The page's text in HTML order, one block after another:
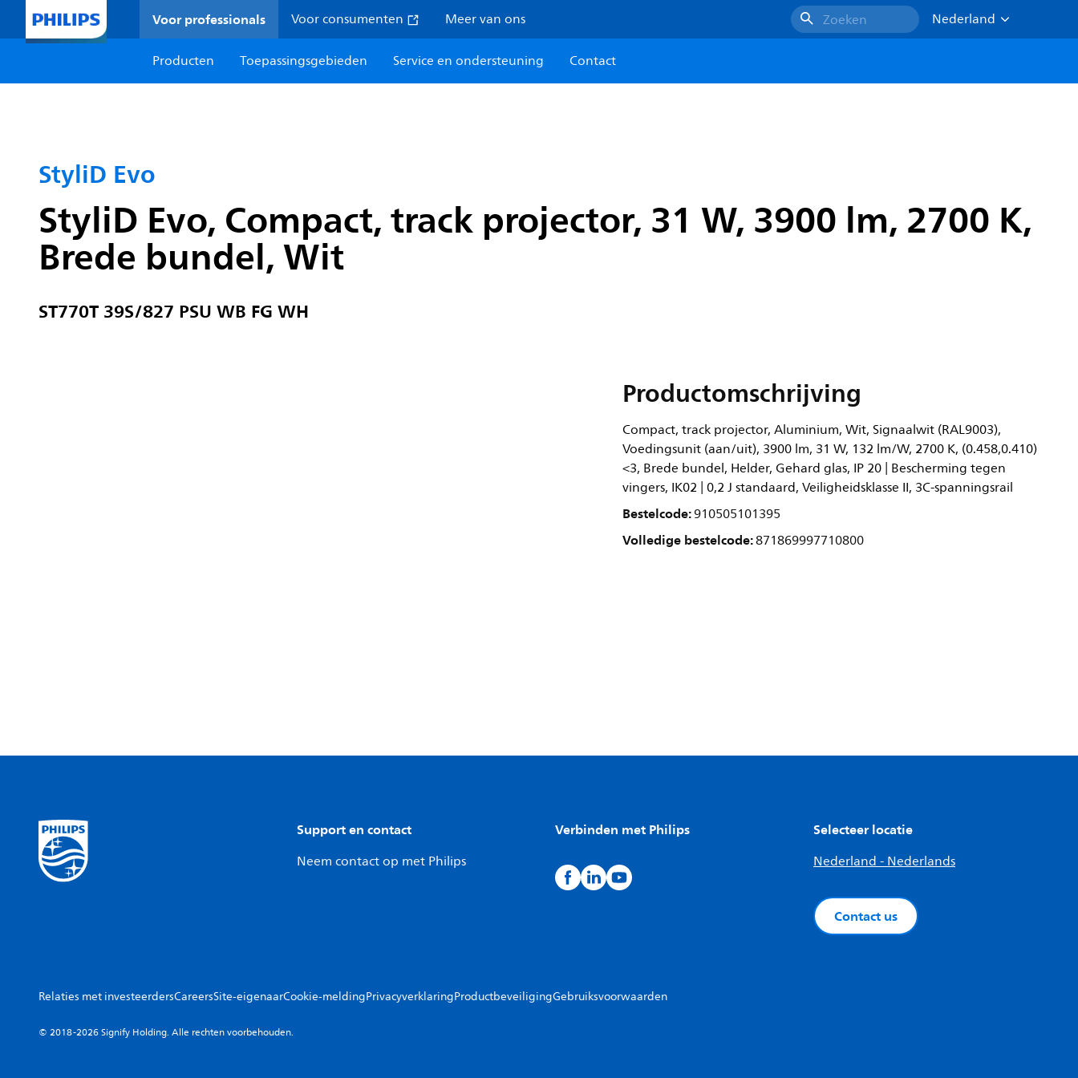
Voor professionals Voor consumenten Meer van ons Zoeken
Nederland
Producten
Toepassingsgebieden Service en ondersteuning Contact
StyliD Evo
StyliD Evo, Compact, track projector, 31 W, 3900 lm, 2700 K,
Brede bundel, Wit
ST770T 39S/827 PSU WB FG WH
Productomschrijving
Compact, track projector, Aluminium, Wit, Signaalwit (RAL9003),
Voedingsunit (aan/uit), 3900 lm, 31 W, 132 lm/W, 2700 K, (0.458,0.410)
<3, Brede bundel, Helder, Gehard glas, IP 20 | Bescherming tegen
vingers, IK02 | 0,2 J standaard, Veiligheidsklasse II, 3C-spanningsrail
Bestelcode:910505101395
Volledige bestelcode:871869997710800
Support en contact
Neem contact op met Philips
Verbinden met Philips Selecteer locatie
Nederland - Nederlands
Contact us
Relaties met investeerdersCareersSite-eigenaarCookie-meldingPrivacyverklaringProductbeveiligingGebruiksvoorwaarden
© 2018-2026 Signify Holding. Alle rechten voorbehouden.